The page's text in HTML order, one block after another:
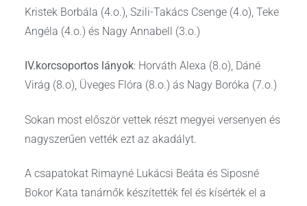
Kristek Borbála (4.o.), Szili-Takács Csenge (4.o), Teke
Angéla (4.o.) és Nagy Annabell (3.o.)
IV.korcsoportos lányok: Horváth Alexa (8.o), Dáné
Virág (8.o), Üveges Flóra (8.o.) ás Nagy Boróka (7.o.)
Sokan most először vettek részt megyei versenyen és
nagyszerűen vették ezt az akadályt.
A csapatokat Rimayné Lukácsi Beáta és Siposné
Bokor Kata tanárnők készítették fel és kísérték el a